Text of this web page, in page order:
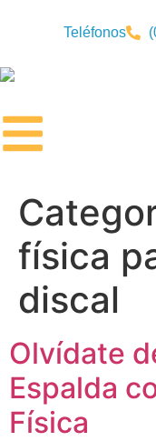
Teléfonos
física
discal
Olvídate
Espalda
Física